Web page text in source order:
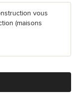
vous
(maisons